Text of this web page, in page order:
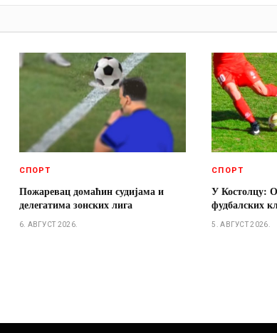
СПОРТ
Пожаревац домаћин судијама и
делегатима зонских лига
6. АВГУСТ 2026.
СПОРТ
У Костолцу:
фудбалских
5. АВГУСТ 2026.